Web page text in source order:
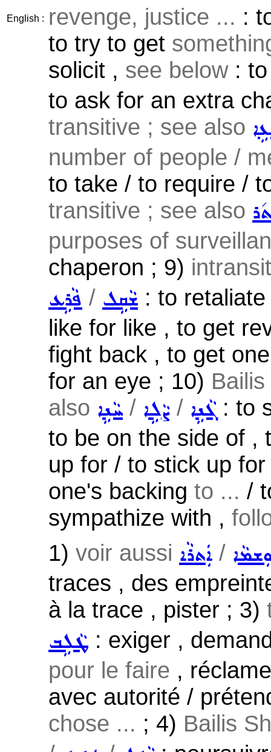
English : revenge, justice ... :
to try to get
solicit , see below: to
to ask for an extra
transitive ; see also
number of people /
to take / to require /
transitive ; see also
purposes of
chaperon ; 9)
ܦܵܪܹܥ / ܫܵܩܹܠ : to
like for like , to get
fight back , to get
for an eye ; 10)
also ܚܵܢܹܐ / ܨܵܠܹܐ / ܓܵܢܹܐ: to
to be on the side of ,
up for / to stick up
one's backing to ... /
sympathize with ,
1) voir aussi ܐܲܬܪܵܐ /
traces , des
à la trace , pister ; 3)
ܛܵܠܹܒ : exiger ,
pour le faire ,
avec autorité /
chose ... ; 4) Bailis